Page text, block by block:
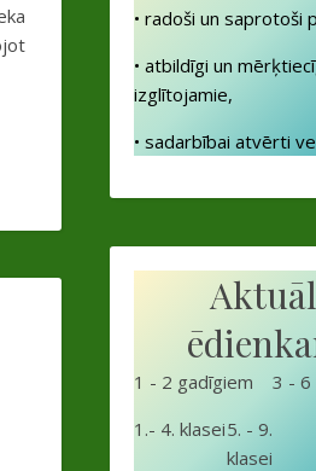
• radoši un saprotoši
• atbildīgi un
izglītojamie,
• sadarbībai atvērti
1 - 2 gadīgiem
3 - 6
1.- 4. klasei5. - 9.
klasei